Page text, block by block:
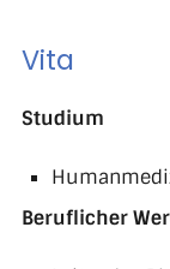
Vita
Studium
Beruflicher